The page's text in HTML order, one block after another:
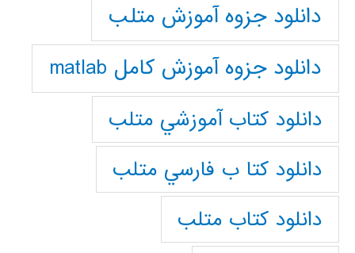
دانلود جزوه آموزش متلب
دانلود جزوه آموزش کامل matlab
دانلود كتاب آموزشي متلب
دانلود كتا ب فارسي متلب
دانلود كتاب متلب